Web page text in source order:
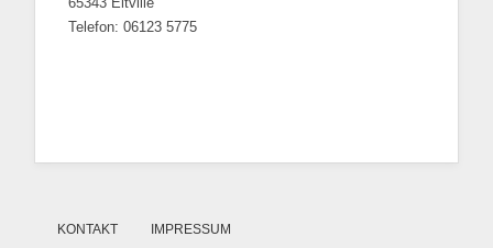
Telefon: 06123 5775
KONTAKT IMPRESSUM